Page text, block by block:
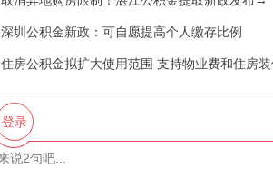
深圳公积金新政：可自愿提高个人缴存比例
住房公积金拟扩大使用范围 支持物业费和住房
登录